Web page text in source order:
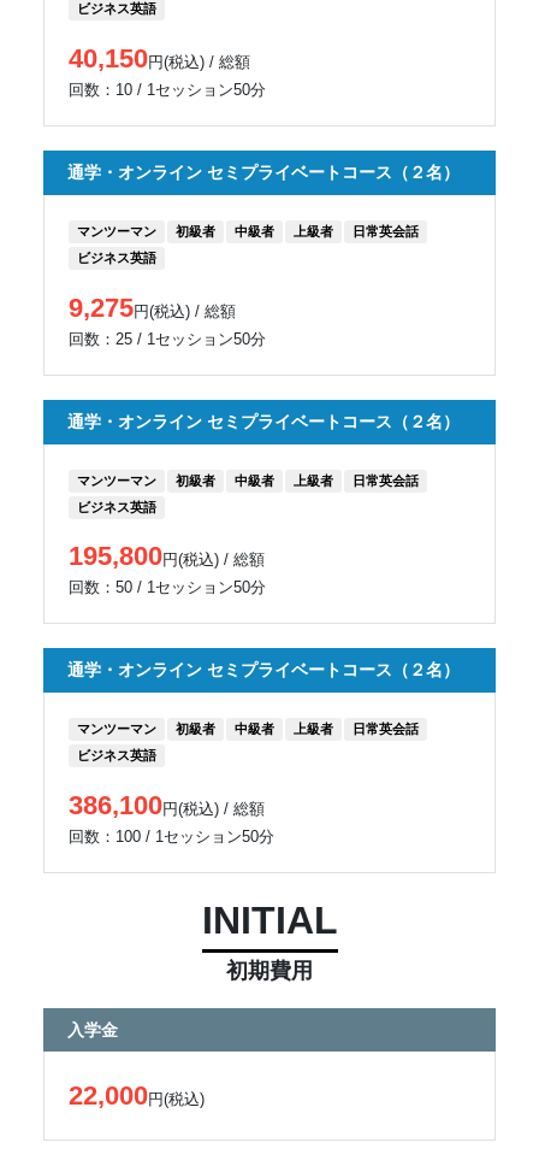
ビジネス英語
40,150円(税込) / 総額
回数：10 / 1セッション50分
通学・オンライン セミプライベートコース（２名）
マンツーマン 初級者 中級者 上級者
日常英会話
ビジネス英語
9,275円(税込) / 総額
回数：25 / 1セッション50分
通学・オンライン セミプライベートコース（２名）
マンツーマン 初級者 中級者 上級者
日常英会話
ビジネス英語
195,800円(税込) / 総額
回数：50 / 1セッション50分
通学・オンライン セミプライベートコース（２名）
マンツーマン 初級者 中級者 上級者
日常英会話
ビジネス英語
386,100円(税込) / 総額
回数：100 / 1セッション50分
INITIAL
初期費用
入学金
22,000円(税込)